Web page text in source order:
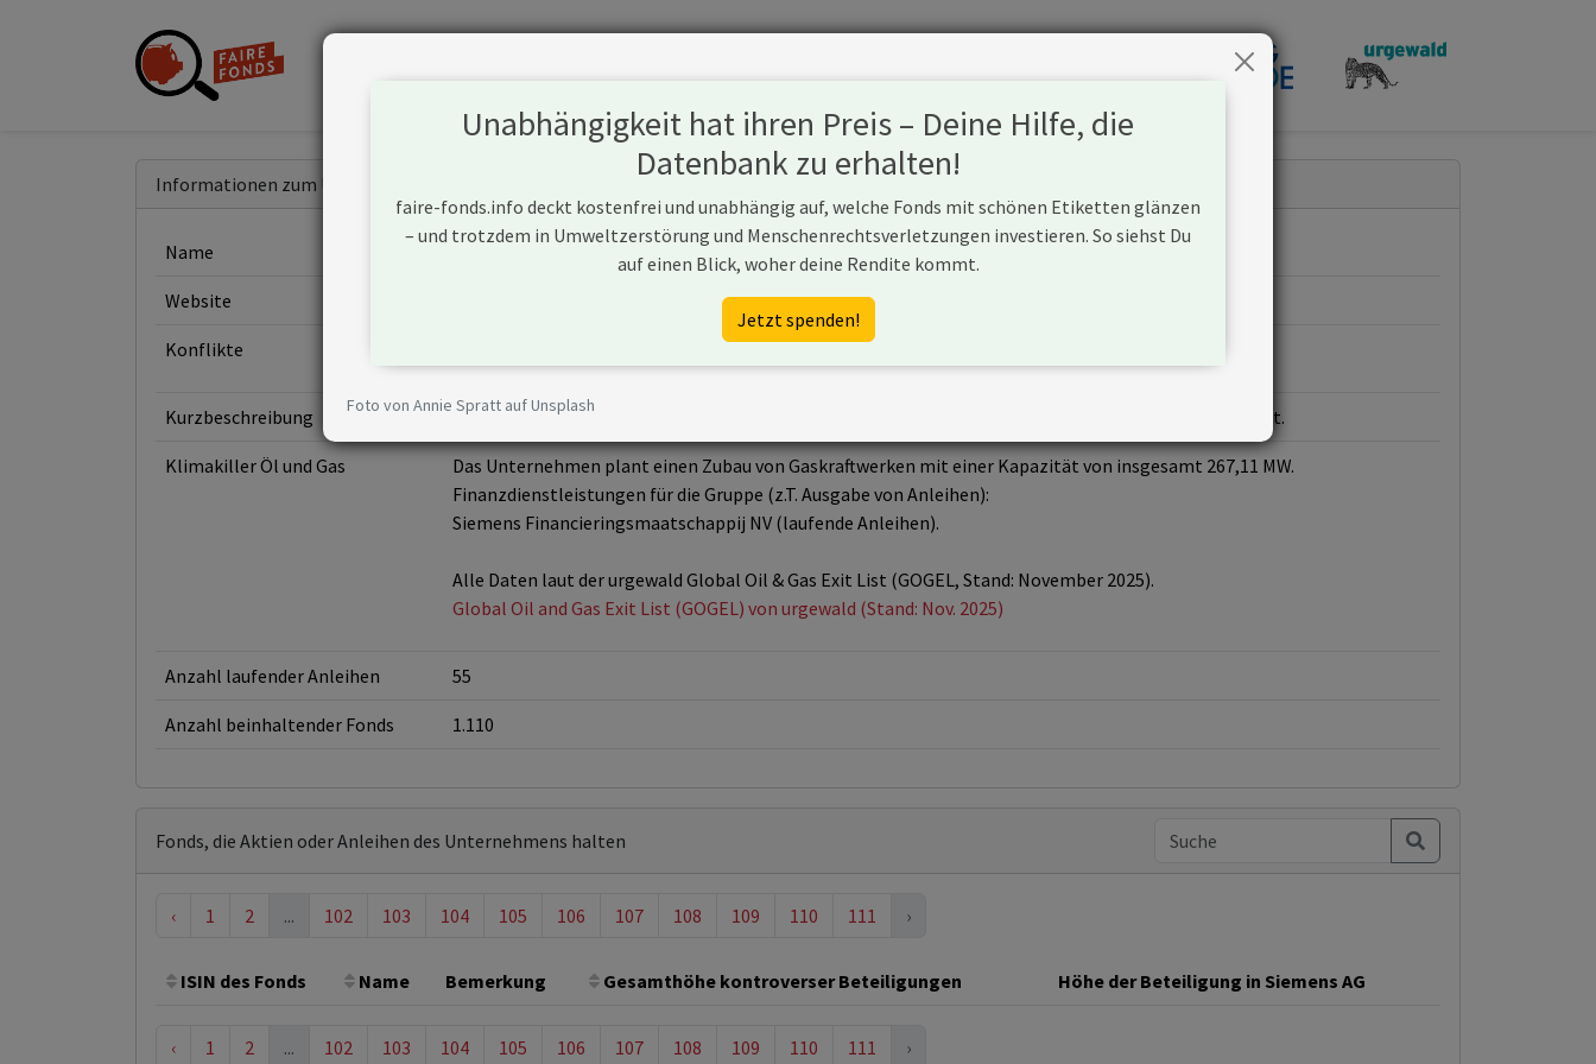
Informationen zum Unternehmen
Name
Website
Konflikte
Kurzbeschreibung Siemens AG ist ein Unternehmen aus Deutschland, das neue Kapazitäten seiner Gaskraftwerke aufbaut.
Klimakiller Öl und Gas
Das Unternehmen plant einen Zubau von Gaskraftwerken mit einer Kapazität von insgesamt 267,11 MW.
Finanzdienstleistungen für die Gruppe (z.T. Ausgabe von Anleihen):
Siemens Financieringsmaatschappij NV (laufende Anleihen).
Alle Daten laut der urgewald Global Oil & Gas Exit List (GOGEL, Stand: November 2025).
Global Oil and Gas Exit List (GOGEL) von urgewald (Stand: Nov. 2025)
Anzahl laufender Anleihen 55
Anzahl beinhaltender Fonds 1.110
Fonds, die Aktien oder Anleihen des Unternehmens halten
‹ 1 2 ... 102 103 104 105 106 107 108 109 110 111 ›
ISIN des Fonds Name Bemerkung Gesamthöhe kontroverser Beteiligungen Höhe der Beteiligung in Siemens AG
‹ 1 2 ... 102 103 104 105 106 107 108 109 110 111 ›
Unabhängigkeit hat ihren Preis – Deine Hilfe, die
Datenbank zu erhalten!
faire-fonds.info deckt kostenfrei und unabhängig auf, welche Fonds mit schönen Etiketten glänzen
– und trotzdem in Umweltzerstörung und Menschenrechtsverletzungen investieren. So siehst Du
auf einen Blick, woher deine Rendite kommt.
Jetzt spenden!
Foto von Annie Spratt auf Unsplash